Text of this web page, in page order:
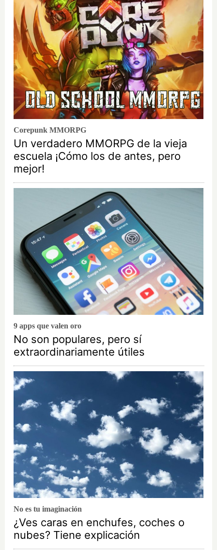
Corepunk MMORPG
Un verdadero MMORPG de la vieja
escuela ¡Cómo los de antes, pero
mejor!
9 apps que valen oro
No son populares, pero sí
extraordinariamente útiles
No es tu imaginación
¿Ves caras en enchufes, coches o
nubes? Tiene explicación